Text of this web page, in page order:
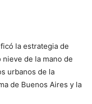
la estrategia de
de la mano de
urbanos de la
de Buenos Aires y la